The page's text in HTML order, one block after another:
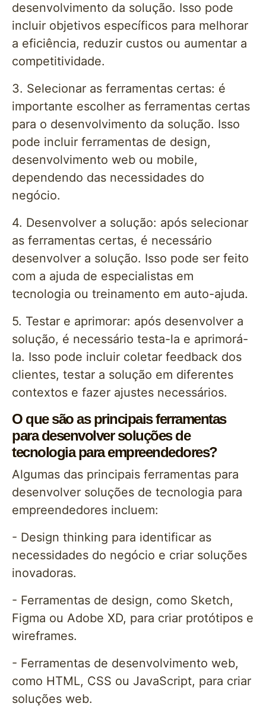
desenvolvimento da solução. Isso pode
incluir objetivos específicos para melhorar
a eficiência, reduzir custos ou aumentar a
competitividade.
3. Selecionar as ferramentas certas: é
importante escolher as ferramentas certas
para o desenvolvimento da solução. Isso
pode incluir ferramentas de design,
desenvolvimento web ou mobile,
dependendo das necessidades do
negócio.
4. Desenvolver a solução: após selecionar
as ferramentas certas, é necessário
desenvolver a solução. Isso pode ser feito
com a ajuda de especialistas em
tecnologia ou treinamento em auto-ajuda.
5. Testar e aprimorar: após desenvolver a
solução, é necessário testa-la e aprimorá-
la. Isso pode incluir coletar feedback dos
clientes, testar a solução em diferentes
contextos e fazer ajustes necessários.
O que são as principais ferramentas
para desenvolver soluções de
tecnologia para empreendedores?
Algumas das principais ferramentas para
desenvolver soluções de tecnologia para
empreendedores incluem:
- Design thinking para identificar as
necessidades do negócio e criar soluções
inovadoras.
- Ferramentas de design, como Sketch,
Figma ou Adobe XD, para criar protótipos e
wireframes.
- Ferramentas de desenvolvimento web,
como HTML, CSS ou JavaScript, para criar
soluções web.